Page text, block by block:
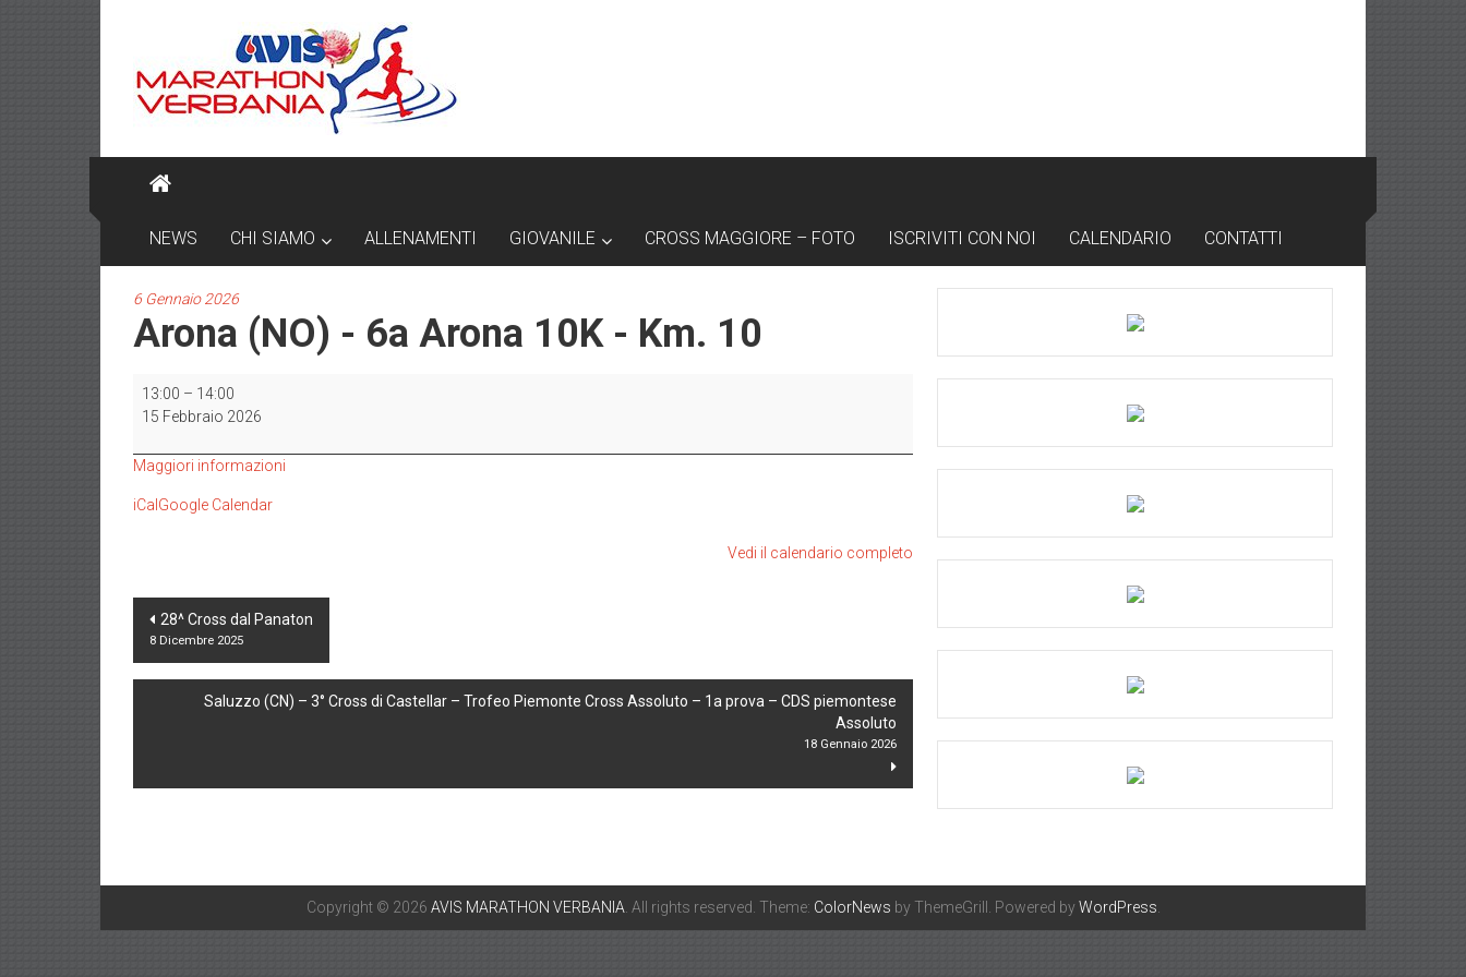
MARATHON
VERBANIA
NEWS CHI SIAMO ALLENAMENTI GIOVANILE CROSS MAGGIORE – FOTO ISCRIVITI CON NOI CALENDARIO CONTATTI
6 Gennaio 2026
Arona (NO) - 6a Arona 10K - Km. 10
Arona
(NO)
6a
Arona
10K
13:00 – 14:00
15 Febbraio 2026
Maggiori informazioni
iCal Google Calendar
Vedi il calendario completo
Post
navigation
28^ Cross dal Panaton
8 Dicembre 2025
Saluzzo (CN) – 3° Cross di Castellar – Trofeo Piemonte Cross Assoluto – 1a prova – CDS piemontese
Assoluto
18 Gennaio 2026
Copyright © 2026 AVIS MARATHON VERBANIA . All rights reserved. Theme: ColorNews by ThemeGrill. Powered byWordPress